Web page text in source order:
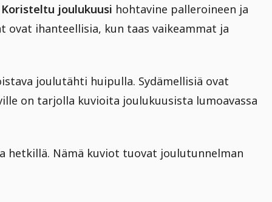
Koristeltu joulukuusi hohtavine palleroineen ja
ihanteellisia, kun taas vaikeammat ja
joulutähti huipulla. Sydämellisiä ovat
on tarjolla kuvioita joulukuusista lumoavassa
hetkillä. Nämä kuviot tuovat joulutunnelman